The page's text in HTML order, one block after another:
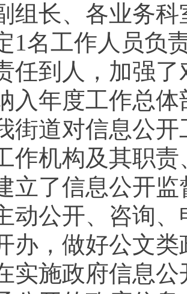
组长、各业务科
1名工作人员负
任到人，加强
入年度工作总
街道对信息公
作机构及其职
立了信息公开
动公开、咨询
办，做好公文
实施政府信息